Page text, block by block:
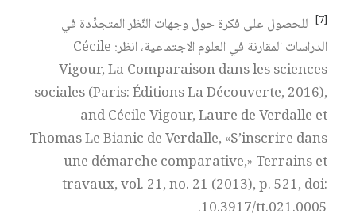
[7]
للحصول على فكرة حول وجهات النّظر المتجدِّدة في
الدراسات المقارنة في العلوم الاجتماعية، انظر: Cécile
Vigour, La Comparaison dans les sciences
sociales (Paris: Éditions La Découverte, 2016),
and Cécile Vigour, Laure de Verdalle et
Thomas Le Bianic de Verdalle, «S’inscrire dans
une démarche comparative,» Terrains et
travaux, vol. 21, no. 21 (2013), p. 521, doi:
10.3917/tt.021.0005.